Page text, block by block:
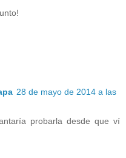
28 de mayo de 2014 a las
probarla desde que ví